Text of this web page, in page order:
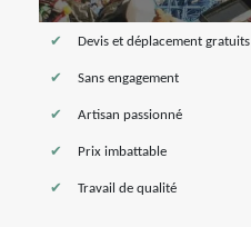
Devis et déplacement gratuits
Sans engagement
Artisan passionné
Prix imbattable
Travail de qualité